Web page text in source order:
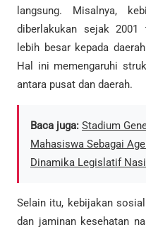
langsung. Misalnya,
diberlakukan sejak 2001
lebih besar kepada
Hal ini memengaruhi
antara pusat dan daerah.
Baca juga: Stadium
Mahasiswa Sebagai
Dinamika Legislatif
Selain itu, kebijakan
dan jaminan kesehatan